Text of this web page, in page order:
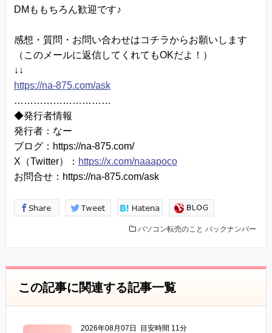
DMももちろん歓迎です♪
感想・質問・お問い合わせはコチラからお願いします
（このメールに返信してくれてもOKだよ！）
↓↓
https://na-875.com/ask
…………………………
◆発行者情報
発行者：なー
ブログ：https://na-875.com/
X（Twitter）： https://x.com/naaapoco
お問合せ：https://na-875.com/ask
パソコン転売のこと バックナンバー
この記事に関連する記事一覧
2026年08月07日 目安時間 11分